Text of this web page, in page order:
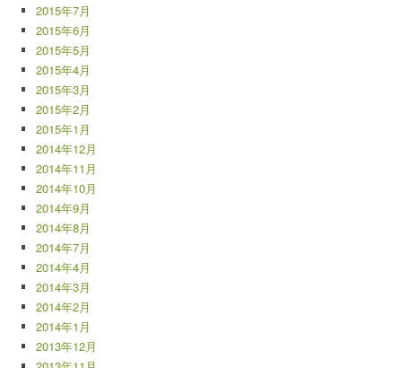
2015年7月
2015年6月
2015年5月
2015年4月
2015年3月
2015年2月
2015年1月
2014年12月
2014年11月
2014年10月
2014年9月
2014年8月
2014年7月
2014年4月
2014年3月
2014年2月
2014年1月
2013年12月